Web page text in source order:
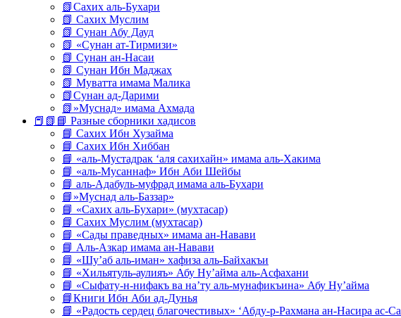
📗Сахих аль-Бухари
📗 Сахих Муслим
📗 Сунан Абу Дауд
📗 «Сунан ат-Тирмизи»
📗 Сунан ан-Насаи
📗 Сунан Ибн Маджах
📗 Муватта имама Малика
📗Сунан ад-Дарими
📗»Муснад» имама Ахмада
📕📗📘 Разные сборники хадисов
📘 Сахих Ибн Хузайма
📘 Сахих Ибн Хиббан
📘 «аль-Мустадрак ‘аля сахихайн» имама аль-Хакима
📘 «аль-Мусаннаф» Ибн Аби Шейбы
📘 аль-Адабуль-муфрад имама аль-Бухари
📘»Муснад аль-Баззар»
📘 «Сахих аль-Бухари» (мухтасар)
📘 Сахих Муслим (мухтасар)
📘 «Сады праведных» имама ан-Навави
📘 Аль-Азкар имама ан-Навави
📘 «Шу’аб аль-иман» хафиза аль-Байхакъи
📘 «Хильятуль-аулияъ» Абу Ну’айма аль-Асфахани
📘 «Сыфату-н-нифакъ ва на’ту аль-мунафикъина» Абу Ну’айма
📘Книги Ибн Аби ад-Дунья
📘 «Радость сердец благочестивых» ‘Абду-р-Рахмана ан-Насира ас-